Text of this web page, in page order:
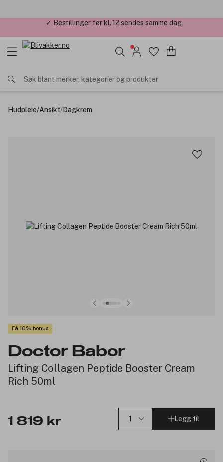
✓ Årets Nettbutikk 2026 og 2025
Søk blant merker, kategorier og produkter
Hudpleie/Ansikt/Dagkrem
Få 10% bonus
Doctor Babor
Lifting Collagen Peptide Booster Cream
Rich 50ml
1 819 kr Legg til